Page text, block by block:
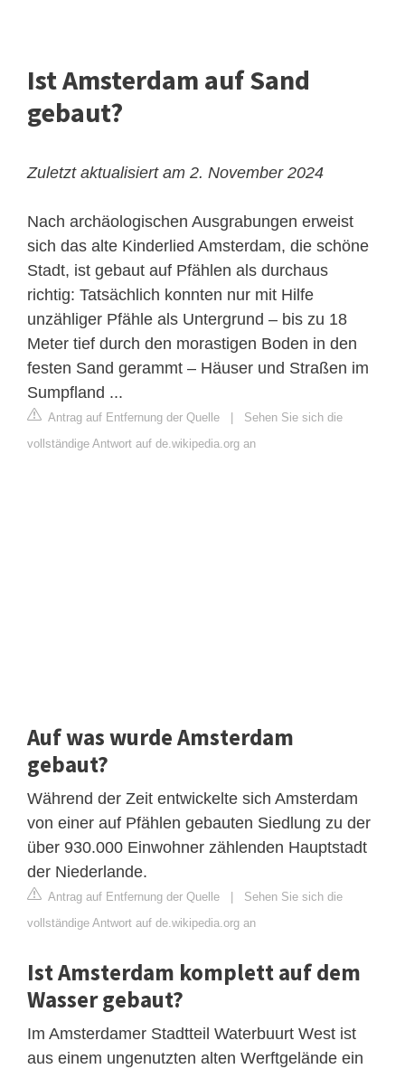
Ist Amsterdam auf Sand
gebaut?
Zuletzt aktualisiert am 2. November 2024
Nach archäologischen Ausgrabungen erweist
sich das alte Kinderlied Amsterdam, die schöne
Stadt, ist gebaut auf Pfählen als durchaus
richtig: Tatsächlich konnten nur mit Hilfe
unzähliger Pfähle als Untergrund – bis zu 18
Meter tief durch den morastigen Boden in den
festen Sand gerammt – Häuser und Straßen im
Sumpfland ...
Antrag auf Entfernung der Quelle
Sehen Sie sich die
vollständige Antwort auf de.wikipedia.org an
Auf was wurde Amsterdam
gebaut?
Während der Zeit entwickelte sich Amsterdam
von einer auf Pfählen gebauten Siedlung zu der
über 930.000 Einwohner zählenden Hauptstadt
der Niederlande.
Antrag auf Entfernung der Quelle
Sehen Sie sich die
vollständige Antwort auf de.wikipedia.org an
Ist Amsterdam komplett auf dem
Wasser gebaut?
Im Amsterdamer Stadtteil Waterbuurt West ist
aus einem ungenutzten alten Werftgelände ein